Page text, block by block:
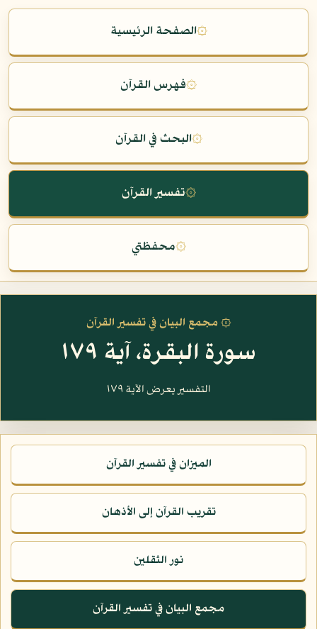
۞الصفحة الرئيسية
۞فهرس القرآن
۞البحث في القرآن
۞تفسير القرآن
۞محفظتي
۞ مجمع البيان في تفسير القرآن
سورة البقرة، آية ١٧٩
التفسير يعرض الآية ١٧٩
الميزان في تفسير القرآن
تقريب القرآن إلى الأذهان
نور الثقلين
مجمع البيان في تفسير القرآن